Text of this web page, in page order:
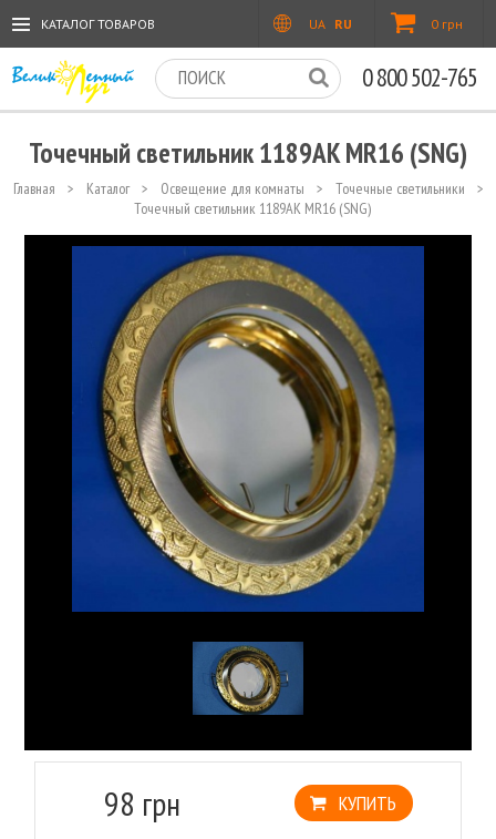
0 грн
UA RU
КАТАЛОГ ТОВАРОВ
0 800 502-765
Точечный светильник 1189AK MR16 (SNG)
Главная > Каталог > Освещение для комнаты > Точечные светильники
>
Точечный светильник 1189AK MR16 (SNG)
98 грн КУПИТЬ